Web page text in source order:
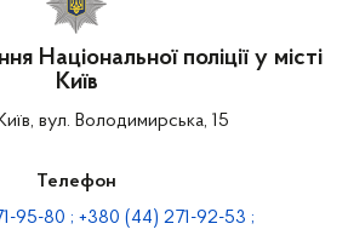
Національної поліції у місті
Київ
вул. Володимирська, 15
Телефон
95-80 ; +380 (44) 271-92-53 ;